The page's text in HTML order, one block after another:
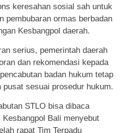
keresahan sosial sah untuk
pembubaran ormas berbadan
Kesbangpol daerah.
serius, pemerintah daerah
dan rekomendasi kepada
badan hukum tetap
pusat sesuai prosedur hukum.
STLO bisa dibaca
Bali menyebut
rapat Tim Terpadu